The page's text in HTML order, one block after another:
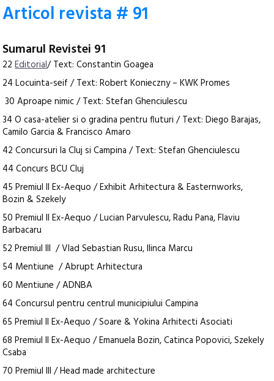
Articol revista # 91
Sumarul Revistei 91
22Editorial/ Text: Constantin Goagea
24 Locuinta-seif / Text: Robert Konieczny – KWK Promes
30 Aproape nimic / Text: Stefan Ghenciulescu
34 O casa-atelier si o gradina pentru fluturi / Text: Diego Barajas,
Camilo Garcia & Francisco Amaro
42 Concursuri la Cluj si Campina / Text: Stefan Ghenciulescu
44 Concurs BCU Cluj
45 Premiul II Ex-Aequo / Exhibit Arhitectura & Easternworks,
Bozin & Szekely
50 Premiul II Ex-Aequo / Lucian Parvulescu, Radu Pana, Flaviu
Barbacaru
52 Premiul III / Vlad Sebastian Rusu, Ilinca Marcu
54 Mentiune / Abrupt Arhitectura
60 Mentiune / ADNBA
64 Concursul pentru centrul municipiului Campina
65 Premiul II Ex-Aequo / Soare & Yokina Arhitecti Asociati
68 Premiul II Ex-Aequo / Emanuela Bozin, Catinca Popovici, Szekely
Csaba
70 Premiul III / Head made architecture